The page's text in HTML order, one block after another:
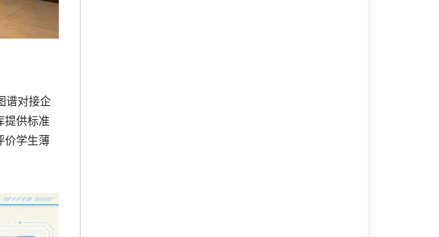
谱对接企
提供标准
价学生薄